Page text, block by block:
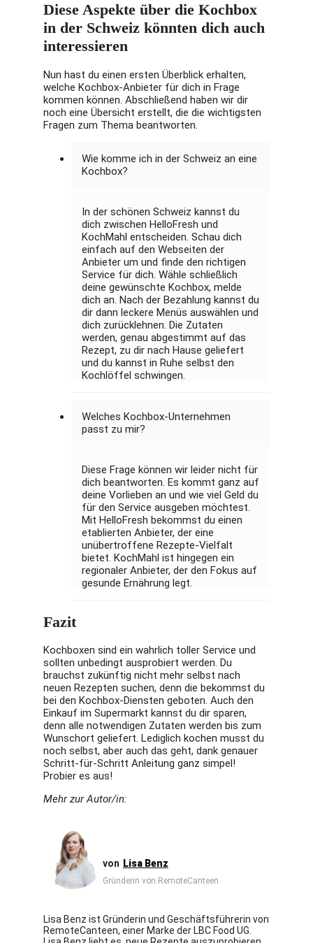
Diese Aspekte über die Kochbox
in der Schweiz könnten dich auch
interessieren
Nun hast du einen ersten Überblick erhalten,
welche Kochbox-Anbieter für dich in Frage
kommen können. Abschließend haben wir dir
noch eine Übersicht erstellt, die die wichtigsten
Fragen zum Thema beantworten.
Wie komme ich in der Schweiz an eine
Kochbox?
In der schönen Schweiz kannst du
dich zwischen HelloFresh und
KochMahl entscheiden. Schau dich
einfach auf den Webseiten der
Anbieter um und finde den richtigen
Service für dich. Wähle schließlich
deine gewünschte Kochbox, melde
dich an. Nach der Bezahlung kannst du
dir dann leckere Menüs auswählen und
dich zurücklehnen. Die Zutaten
werden, genau abgestimmt auf das
Rezept, zu dir nach Hause geliefert
und du kannst in Ruhe selbst den
Kochlöffel schwingen.
Welches Kochbox-Unternehmen
passt zu mir?
Diese Frage können wir leider nicht für
dich beantworten. Es kommt ganz auf
deine Vorlieben an und wie viel Geld du
für den Service ausgeben möchtest.
Mit HelloFresh bekommst du einen
etablierten Anbieter, der eine
unübertroffene Rezepte-Vielfalt
bietet. KochMahl ist hingegen ein
regionaler Anbieter, der den Fokus auf
gesunde Ernährung legt.
Fazit
Kochboxen sind ein wahrlich toller Service und
sollten unbedingt ausprobiert werden. Du
brauchst zukünftig nicht mehr selbst nach
neuen Rezepten suchen, denn die bekommst du
bei den Kochbox-Diensten geboten. Auch den
Einkauf im Supermarkt kannst du dir sparen,
denn alle notwendigen Zutaten werden bis zum
Wunschort geliefert. Lediglich kochen musst du
noch selbst, aber auch das geht, dank genauer
Schritt-für-Schritt Anleitung ganz simpel!
Probier es aus!
Mehr zur Autor/in:
Lisa Benz
Gründerin von RemoteCanteen
Lisa Benz ist Gründerin und Geschäftsführerin von
RemoteCanteen, einer Marke der LBC Food UG.